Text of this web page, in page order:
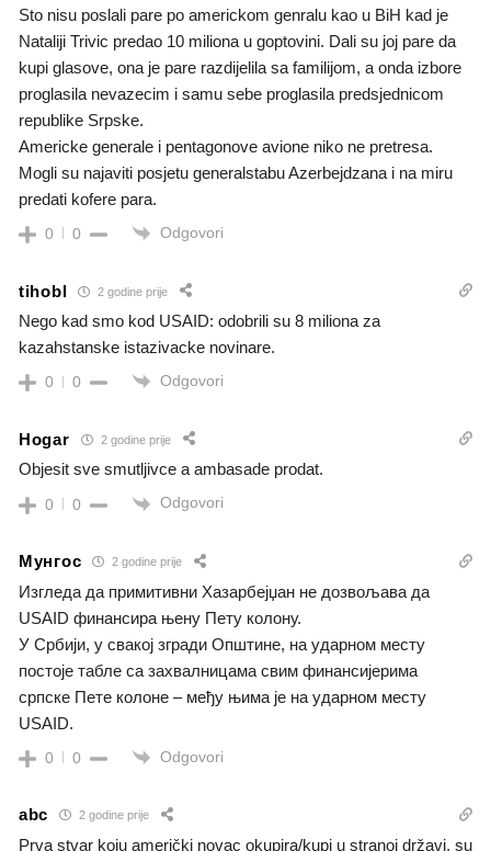
Sto nisu poslali pare po americkom genralu kao u BiH kad je
Nataliji Trivic predao 10 miliona u goptovini. Dali su joj pare da
kupi glasove, ona je pare razdijelila sa familijom, a onda izbore
proglasila nevazecim i samu sebe proglasila predsjednicom
republike Srpske.
Americke generale i pentagonove avione niko ne pretresa.
Mogli su najaviti posjetu generalstabu Azerbejdzana i na miru
predati kofere para.
0 0 Odgovori
tihobl 2 godine prije
Nego kad smo kod USAID: odobrili su 8 miliona za
kazahstanske istazivacke novinare.
0 0 Odgovori
Hogar 2 godine prije
Objesit sve smutljivce a ambasade prodat.
0 0 Odgovori
Мунгос 2 godine prije
Изгледа да примитивни Хазарбејџан не дозвољава да
USAID финансира њену Пету колону.
У Србији, у свакој згради Општине, на ударном месту
постоје табле са захвалницама свим финансијерима
српске Пете колоне – међу њима је на ударном месту
USAID.
0 0 Odgovori
abc 2 godine prije
Prva stvar koju američki novac okupira/kupi u stranoj državi, su